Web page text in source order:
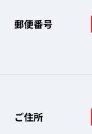
郵便番号
ご住所